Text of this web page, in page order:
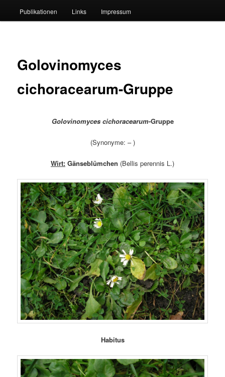
Publikationen Links Impressum
Golovinomyces
cichoracearum-Gruppe
Golovinomyces cichoracearum-Gruppe
(Synonyme: – )
Wirt: Gänseblümchen (Bellis perennis L.)
Habitus